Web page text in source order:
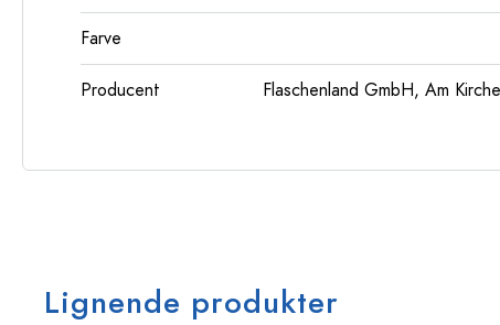
Farve
Producent
Flaschenland GmbH, Am
Lignende produkter